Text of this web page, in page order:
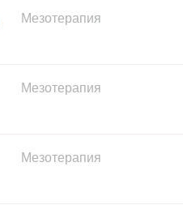
Мезотерапия
Мезотерапия
Мезотерапия